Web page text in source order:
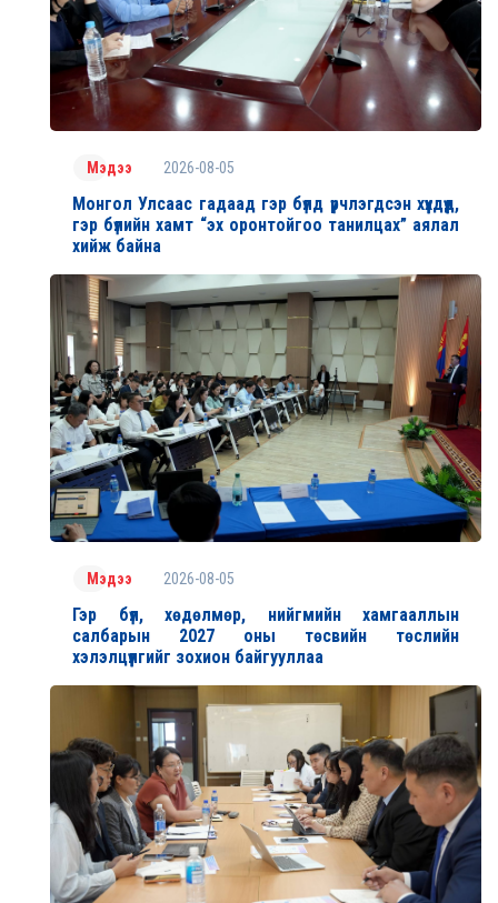
Мэдээ 2026-08-05
Монгол Улсаас гадаад гэр бүлд үрчлэгдсэн хүүхдүүд,
гэр бүлийн хамт “эх оронтойгоо танилцах” аялал
хийж байна
Мэдээ 2026-08-05
Гэр бүл, хөдөлмөр, нийгмийн хамгааллын
салбарын 2027 оны төсвийн төслийн
хэлэлцүүлгийг зохион байгууллаа